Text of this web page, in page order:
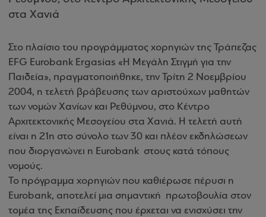
στα Χανιά
Στο πλαίσιο του προγράμματος χορηγιών της Τράπεζας
EFG Eurobank Ergasias «Η Μεγάλη Στιγμή για την
Παιδεία», πραγματοποιήθηκε, την Τρίτη 2 Νοεμβρίου
2004, η τελετή βράβευσης των αριστούχων μαθητών
των νομών Χανίων και Ρεθύμνου, στο Κέντρο
Αρχιτεκτονικής Μεσογείου στα Χανιά. Η τελετή αυτή
είναι η 21η στο σύνολο των 30 και πλέον εκδηλώσεων
που διοργανώνει η Eurobank στους κατά τόπους
νομούς.
Το πρόγραμμα χορηγιών που καθιέρωσε πέρυσι η
Eurobank, αποτελεί μια σημαντική πρωτοβουλία στον
τομέα της Εκπαίδευσης που έρχεται να ενισχύσει την